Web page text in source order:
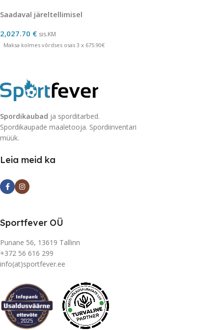
Saadaval järeltellimisel
2,027.70 € sis.KM
Maksa kolmes võrdses osas 3 x 675.90€
Spordikaubad ja sporditarbed.
Spordikaupade maaletooja. Spordiinventari
müük.
Leia meid ka
Sportfever OÜ
Punane 56, 13619 Tallinn
+372 56 616 299
info(at)sportfever.ee